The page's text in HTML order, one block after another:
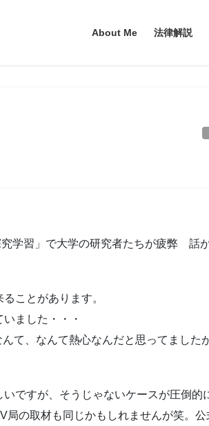
About Me 法律解説
学習」で大学の研究者たちが疲弊 話
ことがあります。
ました・・・
て、なんて熱心なんだと思ってました
ですが、そうじゃないケースが圧倒的
局の取材も同じかもしれませんが笑。公